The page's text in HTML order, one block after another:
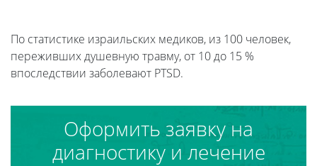
По статистике израильских медиков, из 100 человек,
переживших душевную травму, от 10 до 15 %
впоследствии заболевают PTSD.
Оформить заявку на
диагностику и лечение